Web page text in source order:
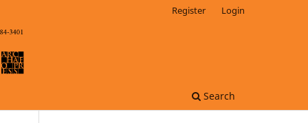
Search
Register Login